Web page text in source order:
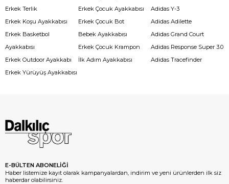
Erkek Terlik
Erkek Koşu Ayakkabısı
Erkek Basketbol
Ayakkabısı
Erkek Outdoor Ayakkabı
Erkek Yürüyüş Ayakkabısı
Erkek Çocuk Ayakkabısı
Erkek Çocuk Bot
Bebek Ayakkabısı
Erkek Çocuk Krampon
İlk Adım Ayakkabısı
Adidas Y-3
Adidas Adilette
Adidas Grand Court
Adidas Response Super 3.0
Adidas Tracefinder
E-BÜLTEN ABONELİĞİ
Haber listemize kayıt olarak kampanyalardan, indirim ve yeni ürünlerden ilk siz
haberdar olabilirsiniz.